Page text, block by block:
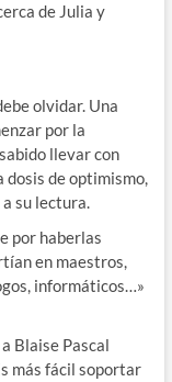
de Julia y
olvidar. Una
por la
llevar con
dosis de optimismo,
su lectura.
por haberlas
en maestros,
informáticos…»
Blaise Pascal
más fácil soportar